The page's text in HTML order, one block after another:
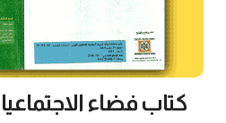
كتاب فضاء